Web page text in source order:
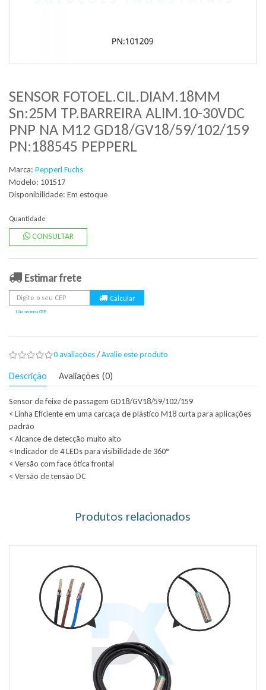
SENSOR FOTOEL.CIL.DIAM.18MM
Sn:25M TP.BARREIRA ALIM.10-30VDC
PNP NA M12 GD18/GV18/59/102/159
PN:188545 PEPPERL
Marca: Pepperl Fuchs
Modelo: 101517
Disponibilidade: Em estoque
Quantidade
CONSULTAR
Estimar frete
Não sei meu CEP
0 avaliações/Avalie este produto
Descrição Avaliações (0)
Sensor de feixe de passagem GD18/GV18/59/102/159
< Linha Eficiente em uma carcaça de plástico M18 curta para aplicações
padrão
< Alcance de detecção muito alto
< Indicador de 4 LEDs para visibilidade de 360°
< Versão com face ótica frontal
< Versão de tensão DC
Produtos relacionados